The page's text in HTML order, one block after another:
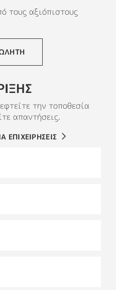
58% πιστοποιημένο
μετά την
και να μειώνεται το
προϊόντων μας.
ΠΛΑΣΤΙΚΟ
τους αξιόπιστους
την τοποθεσία
απαντήσεις.
ΕΠΙΧΕΙΡΗΣΕΙΣ